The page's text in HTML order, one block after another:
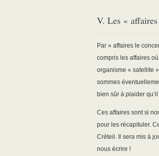
V. Les «
Par « affaires le
compris les affaires
organisme « satellite
sommes
bien sûr à plaider
Ces affaires sont si
pour les récapituler.
Créteil. Il sera mis à
nous écrire !